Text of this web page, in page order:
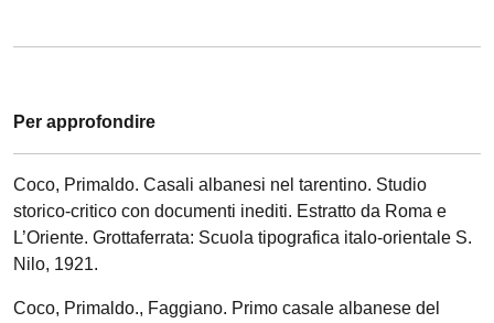
Per approfondire
Coco, Primaldo. Casali albanesi nel tarentino. Studio
storico-critico con documenti inediti. Estratto da Roma e
L’Oriente. Grottaferrata: Scuola tipografica italo-orientale S.
Nilo, 1921.
Coco, Primaldo., Faggiano. Primo casale albanese del